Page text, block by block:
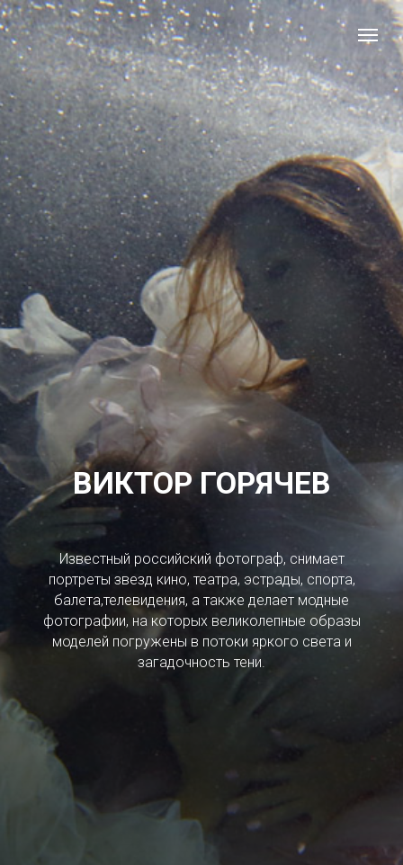
ВИКТОР ГОРЯЧЕВ
Известный российский фотограф, снимает
портреты звезд кино, театра, эстрады, спорта,
балета,телевидения, а также делает модные
фотографии, на которых великолепные образы
моделей погружены в потоки яркого света и
загадочность тени.